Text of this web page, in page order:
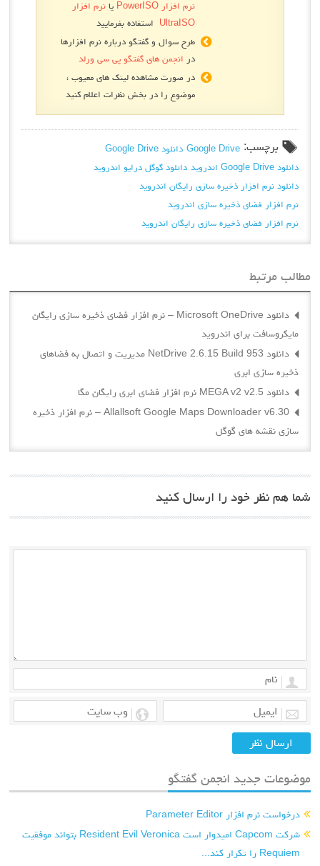
نرم افزار PowerISO یا نرم افزار
UltraISO استفاده بفرمایید
طرح سوال و گفتگو درباره نرم افزارها
در انجمن های گفتگو پی سی ورلد
در صورت مشاهده لینک های معیوب ،
موضوع را در بخش نظرات اعلام کنید
برچسب: Google Drive دانلود Google Drive
دانلود Google Drive اندروید
دانلود گوگل درایو اندروید
دانلود نرم افزار ذخیره سازی رایگان اندروید
نرم افزار فضای ذخیره سازی اندروید
نرم افزار فضای ذخیره سازی رایگان اندروید
مطالب مرتبط
دانلود Microsoft OneDrive – نرم افزار فضای ذخیره سازی رایگان
مایکروسافت برای اندروید
دانلود NetDrive 2.6.15 Build 953 مدیریت و اتصال به فضاهای
ذخیره سازی ابری
دانلود MEGA v2 v2.5 نرم افزار فضای ابری رایگان مگا
Allallsoft Google Maps Downloader v6.30 – نرم افزار ذخیره
سازی نقشه های گوگل
شما هم نظر خود را ارسال کنید
موضوعات جدید انجمن گفتگو
درخواست نرم افزار Parameter Editor
شرکت Capcom امیدوار است Resident Evil Veronica بتواند موفقیت
Requiem را تکرار کند...